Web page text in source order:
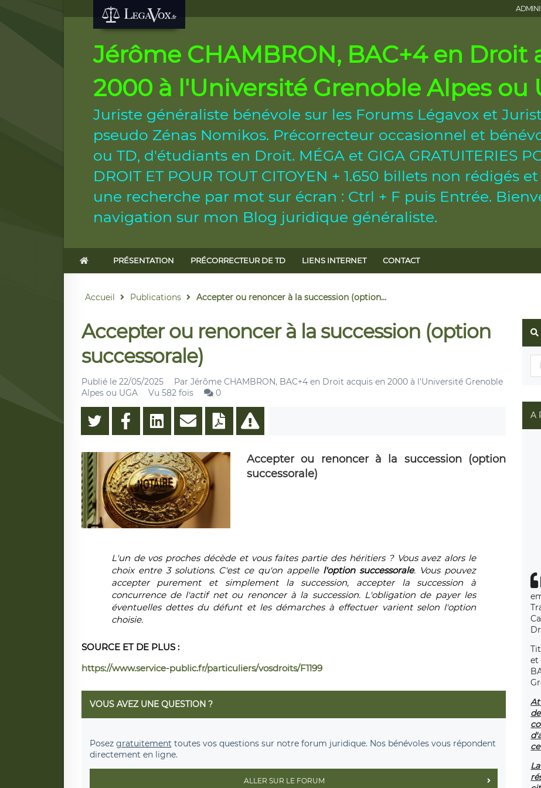
Jérôme CHAMBRON, BAC+4 en Droit
2000 à l'Université Grenoble Alpes ou
Juriste généraliste bénévole sur les Forums Légavox et
pseudo Zénas Nomikos. Précorrecteur occasionnel et
ou TD, d'étudiants en Droit. MÉGA et GIGA GRATUITERIES
DROIT ET POUR TOUT CITOYEN + 1.650 billets non rédigés
une recherche par mot sur écran : Ctrl + F puis Entrée.
navigation sur mon Blog juridique généraliste.
PRÉSENTATION PRÉCORRECTEUR DE TD LIENS INTERNET CONTACT
Accueil Publications Accepter ou renoncer à la succession (option...
Accepter ou renoncer à la succession (option
successorale)
Publié le 22/05/2025 Par Jérôme CHAMBRON, BAC+4 en Droit acquis en 2000 à l'Université Grenoble
Alpes ou UGA
Vu 582 fois 0
Accepter ou renoncer à la succession (option
successorale)
L'un de vos proches décède et vous faites partie des héritiers ? Vous avez alors le
choix entre 3 solutions. C'est ce qu'on appelle l'optionsuccessorale. Vous pouvez
accepter purement et simplement la succession, accepter la succession à
concurrence de l'actif netou renoncer à la succession. L'obligation de payer les
éventuelles dettes du défunt et les démarches à effectuer varient selon l'option
choisie.
SOURCE ET DE PLUS :
https://www.service-public.fr/particuliers/vosdroits/F1199
VOUS AVEZ UNE QUESTION ?
Posez gratuitement toutes vos questions sur notre forum juridique. Nos bénévoles vous répondent
directement en ligne.
ALLER SUR LE FORUM
A
et